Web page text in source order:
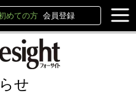
めての方 会員登録
せ